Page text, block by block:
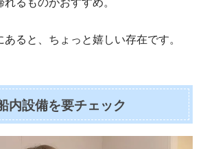
るものがおすすめ。
ると、ちょっと嬉しい存在です。
内設備を要チェック